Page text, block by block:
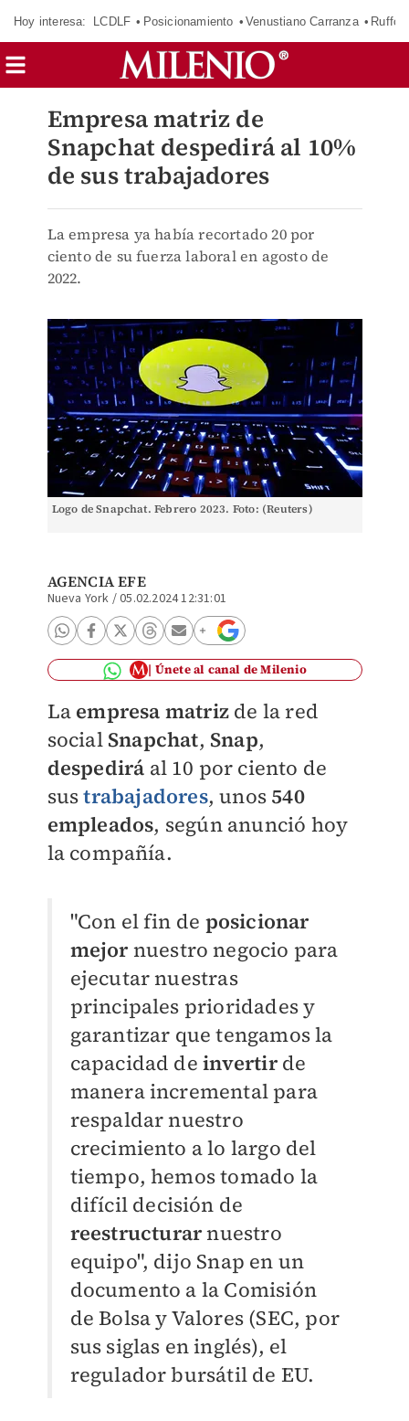
Hoy interesa: LCDLF Posicionamiento Venustiano Carranza Ruffo
Empresa matriz de
Snapchat despedirá al 10%
de sus trabajadores
La empresa ya había recortado 20 por
ciento de su fuerza laboral en agosto de
2022.
Logo de Snapchat. Febrero 2023. Foto: (Reuters)
AGENCIA EFE
Nueva York /05.02.2024 12:31:01
Únete al canal de Milenio
La empresa matriz de la red
social Snapchat, Snap,
despedirá al 10 por ciento de
sustrabajadores, unos 540
empleados, según anunció hoy
la compañía.
"Con el fin de posicionar
mejornuestro negocio para
ejecutar nuestras
principales prioridades y
garantizar que tengamos la
capacidad deinvertirde
manera incremental para
respaldar nuestro
crecimiento a lo largo del
tiempo, hemos tomado la
difícil decisión de
reestructurarnuestro
equipo", dijo Snap en un
documento a la Comisión
de Bolsa y Valores (SEC, por
sus siglas en inglés), el
regulador bursátil de EU.